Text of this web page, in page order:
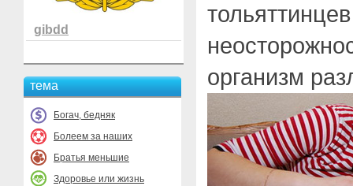
gibdd
тема
Богач, бедняк
Болеем за наших
Братья меньшие
Здоровье или жизнь
организм